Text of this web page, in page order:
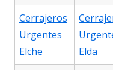
Cerrajeros
Urgentes
Elche
Elda